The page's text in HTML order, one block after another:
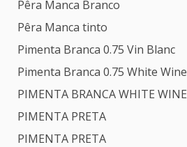
Pêra Manca Branco
Pêra Manca tinto
Pimenta Branca 0.75 Vin Blanc
Pimenta Branca 0.75 White Wine
PIMENTA BRANCA WHITE WINE
PIMENTA PRETA
PIMENTA PRETA